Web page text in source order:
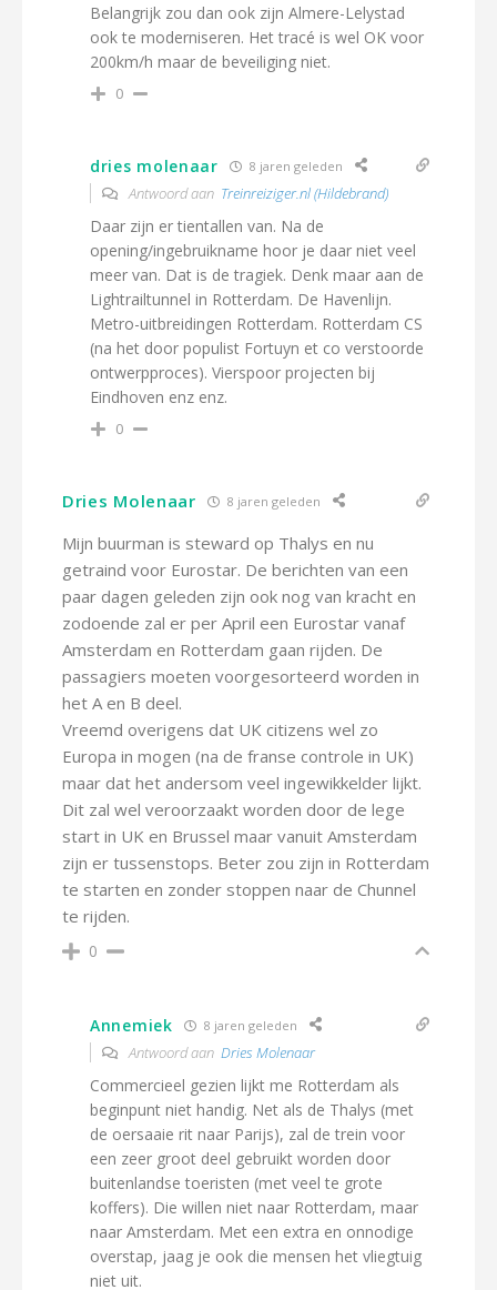
Belangrijk zou dan ook zijn Almere-Lelystad
ook te moderniseren. Het tracé is wel OK voor
200km/h maar de beveiliging niet.
0
dries molenaar 8 jaren geleden
Antwoord aan Treinreiziger.nl (Hildebrand)
Daar zijn er tientallen van. Na de
opening/ingebruikname hoor je daar niet veel
meer van. Dat is de tragiek. Denk maar aan de
Lightrailtunnel in Rotterdam. De Havenlijn.
Metro-uitbreidingen Rotterdam. Rotterdam CS
(na het door populist Fortuyn et co verstoorde
ontwerpproces). Vierspoor projecten bij
Eindhoven enz enz.
0
Dries Molenaar 8 jaren geleden
Mijn buurman is steward op Thalys en nu
getraind voor Eurostar. De berichten van een
paar dagen geleden zijn ook nog van kracht en
zodoende zal er per April een Eurostar vanaf
Amsterdam en Rotterdam gaan rijden. De
passagiers moeten voorgesorteerd worden in
het A en B deel.
Vreemd overigens dat UK citizens wel zo
Europa in mogen (na de franse controle in UK)
maar dat het andersom veel ingewikkelder lijkt.
Dit zal wel veroorzaakt worden door de lege
start in UK en Brussel maar vanuit Amsterdam
zijn er tussenstops. Beter zou zijn in Rotterdam
te starten en zonder stoppen naar de Chunnel
te rijden.
0
Annemiek 8 jaren geleden
Antwoord aan Dries Molenaar
Commercieel gezien lijkt me Rotterdam als
beginpunt niet handig. Net als de Thalys (met
de oersaaie rit naar Parijs), zal de trein voor
een zeer groot deel gebruikt worden door
buitenlandse toeristen (met veel te grote
koffers). Die willen niet naar Rotterdam, maar
naar Amsterdam. Met een extra en onnodige
overstap, jaag je ook die mensen het vliegtuig
niet uit.